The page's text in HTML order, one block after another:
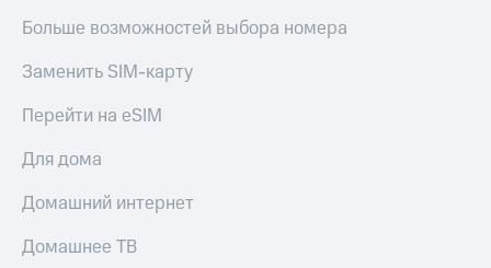
Больше возможностей выбора номера
Заменить SIM-карту
Перейти на eSIM
Для дома
Домашний интернет
Домашнее ТВ